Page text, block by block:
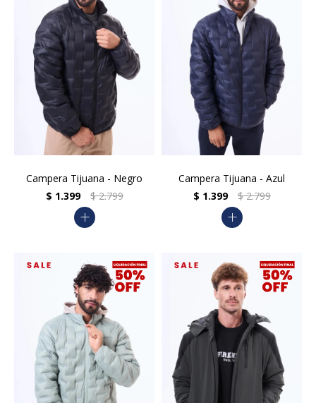
Campera Tijuana - Negro
$ 1.399 $ 2.799
add
Campera Tijuana - Azul
$ 1.399 $ 2.799
add